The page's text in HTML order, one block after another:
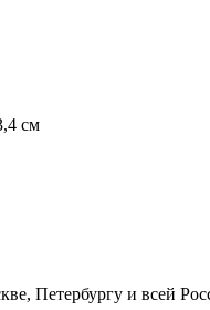
см
Петербургу и всей